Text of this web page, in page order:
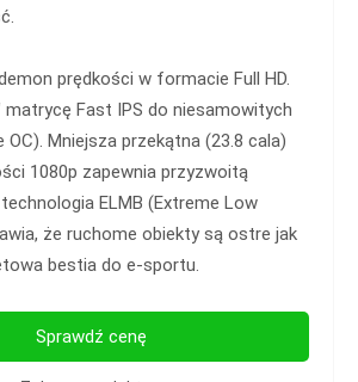
prędkości w formacie Full HD.
matrycę Fast IPS do niesamowitych
OC). Mniejsza przekątna (23.8 cala)
1080p zapewnia przyzwoitą
ELMB (Extreme Low
że ruchome obiekty są ostre jak
bestia do e-sportu.
Sprawdź cenę